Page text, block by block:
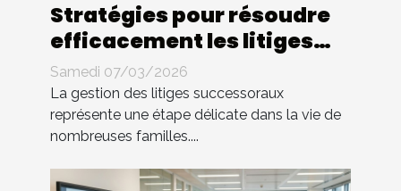
Stratégies pour résoudre
efficacement les litiges
successoraux
Samedi 07/03/2026
La gestion des litiges successoraux
représente une étape délicate dans la vie de
nombreuses familles....